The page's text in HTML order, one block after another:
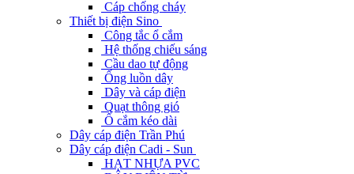
Cáp chống cháy
Thiết bị điện Sino
Công tắc ổ cắm
Hệ thống chiếu sáng
Cầu dao tự động
Ống luồn dây
Dây và cáp điện
Quạt thông gió
Ổ cắm kéo dài
Dây cáp điện Trần Phú
Dây cáp điện Cadi - Sun
HẠT NHỰA PVC